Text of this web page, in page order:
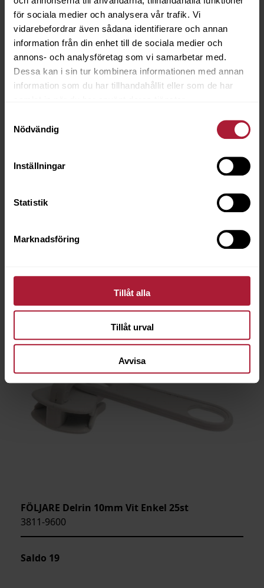
för sociala medier och analysera vår trafik. Vi
vidarebefordrar även sådana identifierare och annan
information från din enhet till de sociala medier och
annons- och analysföretag som vi samarbetar med.
Dessa kan i sin tur kombinera informationen med annan
information som du har tillhandahållit eller som de har
Nödvändig
Inställningar
Statistik
Marknadsföring
Tillåt alla
Tillåt urval
Avvisa
FÖLJARE Delrin 10mm Vit Dubbel 25st
FÖLJARE Delrin 10mm Vit Enkel 25st
3811-9600
Saldo 19